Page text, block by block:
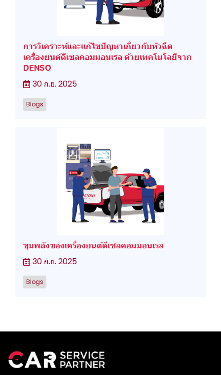
การวิเคราะห์และแก้ไขปัญหาเกี่ยวกับหัวฉีด
เครื่องยนต์ดีเซลคอมมอนเรล ด้วยเทคโนโลยีจาก
DENSO
30 ก.ย. 2025
Blogs
ขุมพลังของเครื่องยนต์ดีเซลคอมมอนเรล
30 ก.ย. 2025
Blogs